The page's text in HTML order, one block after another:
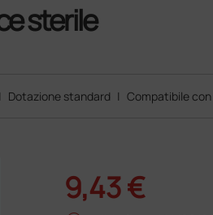
sterile
Dotazione standard | Compatibile con
9,43 €